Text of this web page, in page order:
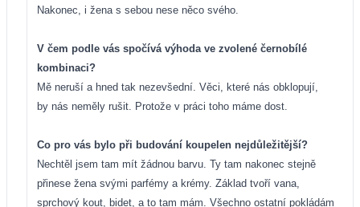
Nakonec, i žena s sebou nese něco svého.
V čem podle vás spočívá výhoda ve zvolené černobílé
kombinaci?
Mě neruší a hned tak nezevšední. Věci, které nás obklopují,
by nás neměly rušit. Protože v práci toho máme dost.
Co pro vás bylo při budování koupelen nejdůležitější?
Nechtěl jsem tam mít žádnou barvu. Ty tam nakonec stejně
přinese žena svými parfémy a krémy. Základ tvoří vana,
sprchový kout, bidet, a to tam mám. Všechno ostatní pokládám